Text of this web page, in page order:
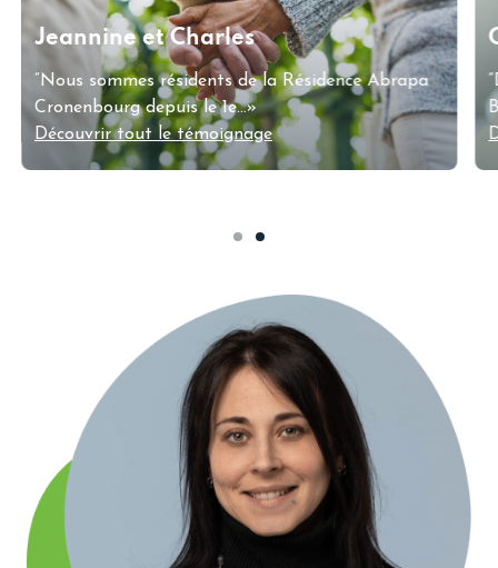
Jeannine et Charles
“Nous sommes résidents de la Résidence Abrapa
Cronenbourg depuis le 1e...»
Découvrir tout le témoignage